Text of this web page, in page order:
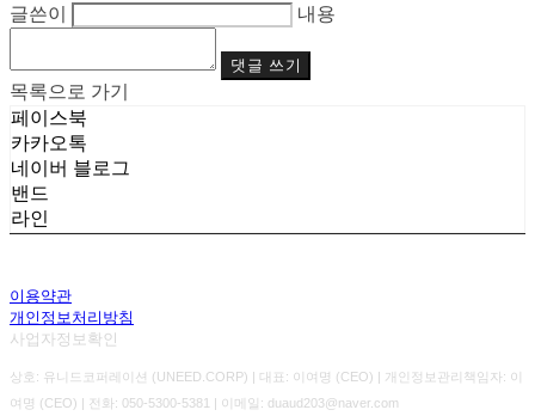
글쓴이
내용
댓글 쓰기
목록으로 가기
페이스북
카카오톡
네이버 블로그
밴드
라인
이용약관
개인정보처리방침
사업자정보확인
상호: 유니드코퍼레이션 (UNEED.CORP) | 대표: 이여명 (CEO) | 개인정보관리책임자: 이
여명 (CEO) | 전화: 050-5300-5381 | 이메일: duaud203@naver.com